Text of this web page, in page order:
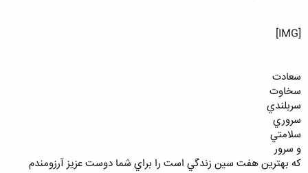
[IMG]
سعادت
سخاوت
سربلندي
سروري
سلامتي
و سرور
كه بهترين هفت سين زندگي است را براي شما دوست عزيز آرزومندم